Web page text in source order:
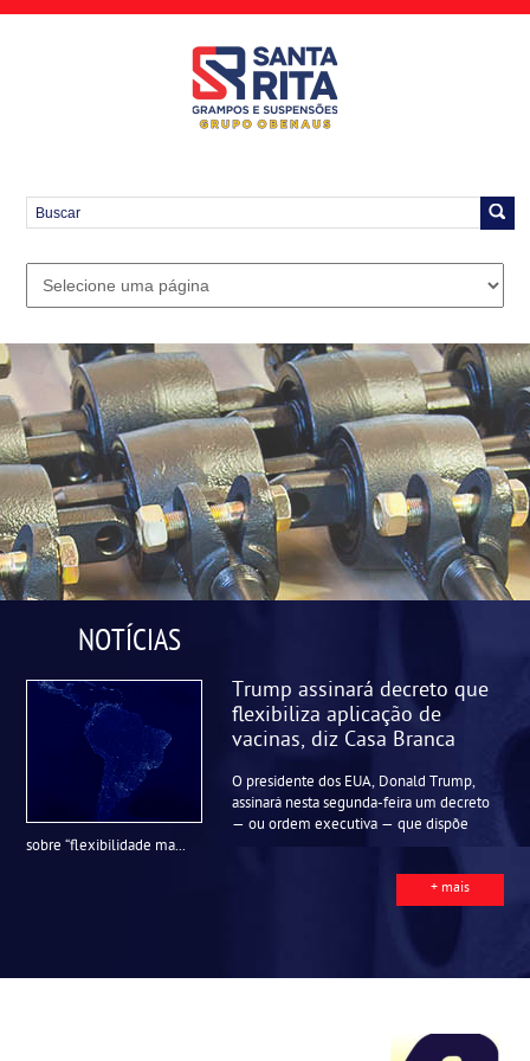
NOTÍCIAS
Trump assinará decreto que
flexibiliza aplicação de
vacinas, diz Casa Branca
O presidente dos EUA, Donald Trump,
assinará nesta segunda-feira um decreto
— ou ordem executiva — que dispõe
sobre “flexibilidade ma...
+ mais